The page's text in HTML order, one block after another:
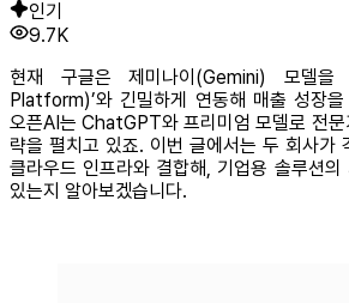
인기
9.7K
현재 구글은 제미나이(‎Gemini) 모델을
Platform)’와 긴밀하게 연동해 매출 성장
오픈AI는 ChatGPT와 프리미엄 모델로 전문
략을 펼치고 있죠. 이번 글에서는 두 회사가
클라우드 인프라와 결합해, 기업용 솔루션
있는지 알아보겠습니다.